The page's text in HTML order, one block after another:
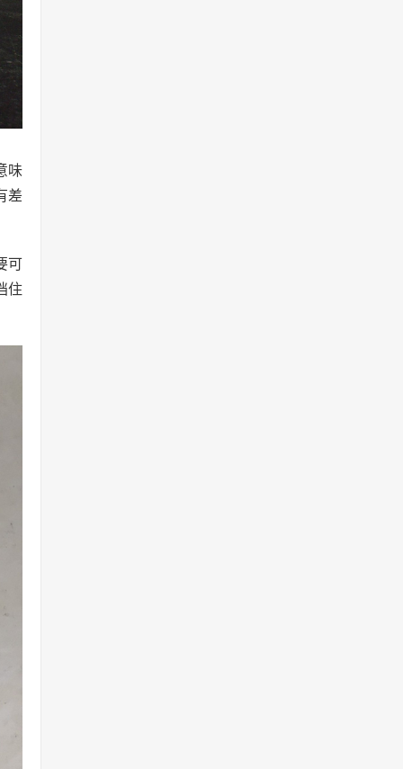
味
差
可
住